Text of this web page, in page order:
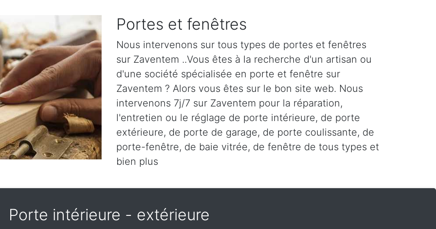
Portes et fenêtres
Nous intervenons sur tous types de portes et fenêtres
sur Zaventem ..Vous êtes à la recherche d'un artisan ou
d'une société spécialisée en porte et fenêtre sur
Zaventem ? Alors vous êtes sur le bon site web. Nous
intervenons 7j/7 sur Zaventem pour la réparation,
l'entretien ou le réglage de porte intérieure, de porte
extérieure, de porte de garage, de porte coulissante, de
porte-fenêtre, de baie vitrée, de fenêtre de tous types et
bien plus
Porte intérieure - extérieure